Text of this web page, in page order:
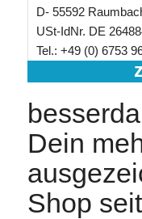
D- 55592
USt-IdNr. DE
Tel.: +49 (0) 6753
Dein
Shop